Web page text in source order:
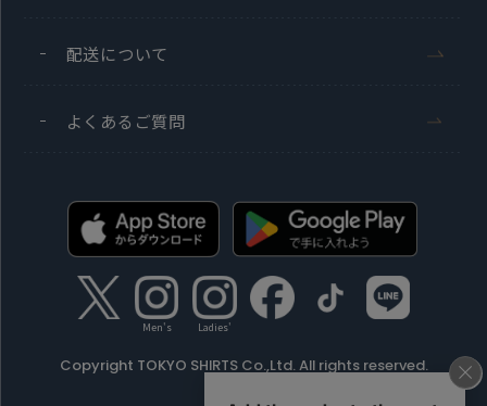
配送について
よくあるご質問
Men's Ladies'
Copyright TOKYO SHIRTS Co.,Ltd. All rights reserved.